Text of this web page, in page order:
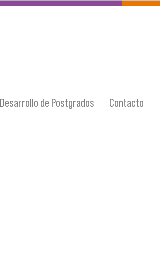
Desarrollo de Postgrados Contacto